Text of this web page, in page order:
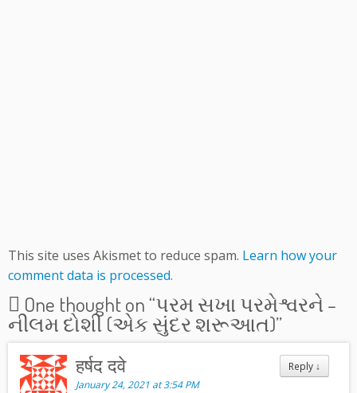
This site uses Akismet to reduce spam. Learn how your
comment data is processed.
One thought on “પરમ સખા પરમેશ્વરને –
નીલમ દોશી (એક સુંદર શરૂઆત)”
Reply ↓
हर्षद दवे
January 24, 2021 at 3:54 PM